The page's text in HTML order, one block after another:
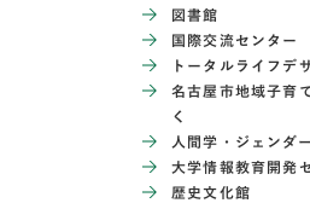
図書館
国際交流センター
トータルライフデ
名古屋市地域子育
く
人間学・ジェンダ
大学情報教育開発
歴史文化館